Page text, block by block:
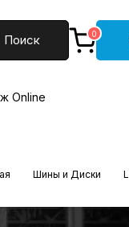
Поиск 0
Online
Шины и Диски